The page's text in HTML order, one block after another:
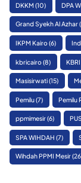
DKKM (10) DPA
Grand Syekh Al Azhar
IKPM Kairo(6)
kbricairo(8)
Masisirwati(15)
Pemilu(7) Pemilu
ppmimesir(6)
SPA WIHDAH (7)
Wihdah PPMI Mesir